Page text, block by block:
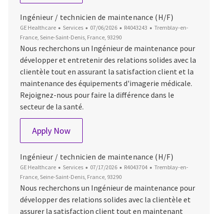
Ingénieur / technicien de maintenance (H/F)
GE Healthcare Category
Services Posted Date
07/06/2026 Job Id
R4043243 Location
Tremblay-en-
France, Seine-Saint-Denis, France, 93290
Nous recherchons un Ingénieur de maintenance pour
développer et entretenir des relations solides avec la
clientèle tout en assurant la satisfaction client et la
maintenance des équipements d'imagerie médicale.
Rejoignez-nous pour faire la différence dans le
secteur de la santé.
Apply NowIngénieur / technicien de maintenance
Ingénieur / technicien de maintenance (H/F)
GE Healthcare Category
Services Posted Date
07/17/2026 Job Id
R4043704 Location
Tremblay-en-
France, Seine-Saint-Denis, France, 93290
Nous recherchons un Ingénieur de maintenance pour
développer des relations solides avec la clientèle et
assurer la satisfaction client tout en maintenant